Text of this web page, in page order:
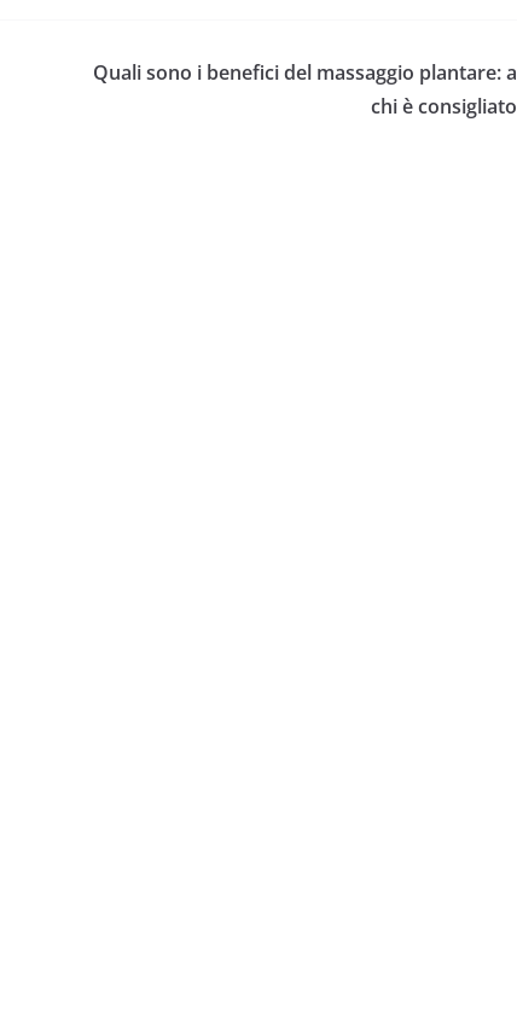
Quali sono i benefici del massaggio plantare: a
chi è consigliato